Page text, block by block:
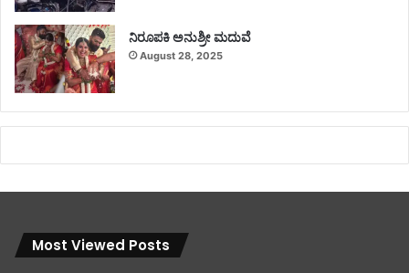
ನಿರೂಪಕಿ ಅನುಶ್ರೀ ಮದುವೆ
August 28, 2025
Most Viewed Posts